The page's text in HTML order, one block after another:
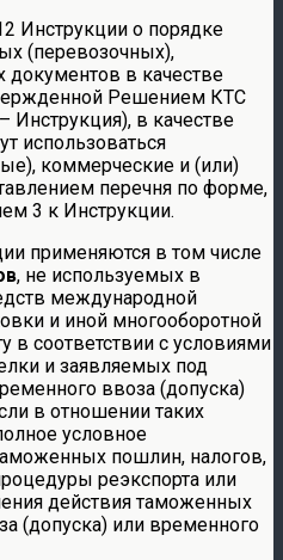
Инструкции о порядке
(перевозочных),
в качестве
Решением КТС
Инструкция), в качестве
использоваться
коммерческие и (или)
перечня по форме,
3 к Инструкции.
применяются в том числе
, не используемых в
международной
и иной многооборотной
в соответствии с условиями
и заявляемых под
ввоза (допуска)
в отношении таких
условное
пошлин, налогов,
реэкспорта или
действия таможенных
(допуска) или временного